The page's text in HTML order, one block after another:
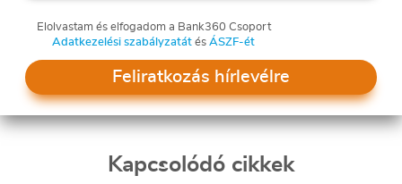
Elolvastam és elfogadom a Bank360 Csoport
Adatkezelési szabályzatátés ÁSZF-ét
Feliratkozás hírlevélre
Kapcsolódó cikkek